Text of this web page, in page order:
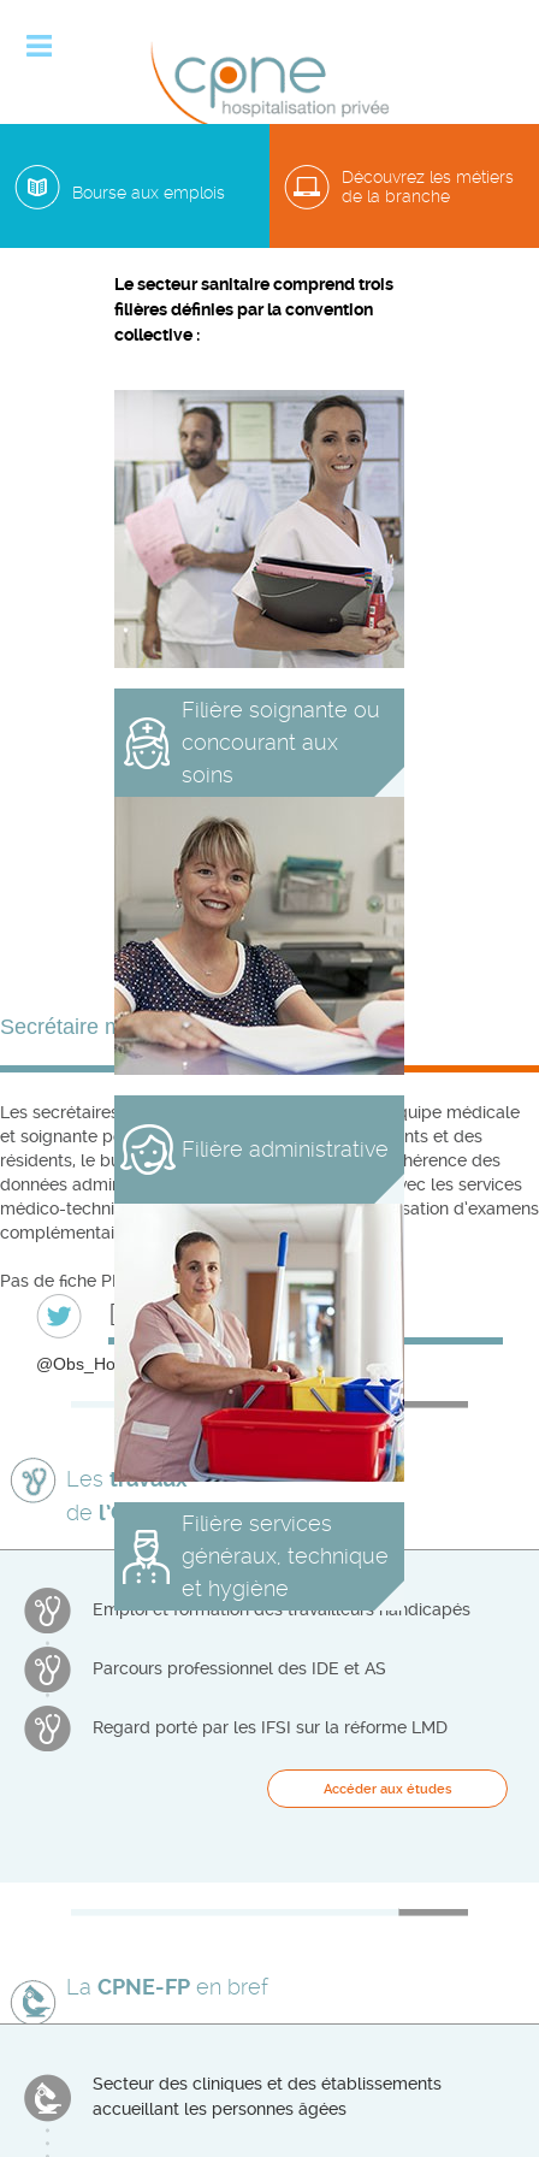

M�tiers du secteur sanitaire
Le secteur sanitaire comprend trois
filières définies par la convention
collective :
Filière soignante ou
concourant aux
soins
Filière administrative
Filière services
généraux, technique
et hygiène
Secrétaire médicale
Les secrétaires médicales sont en relation avec l’équipe médicale
et soignante pour l’organisation du circuit des patients et des
résidents, le bureau des entrées pour la mise en cohérence des
données administratives relatives aux patients et avec les services
médico-techniques de l’établissement pour la réalisation d’examens
complémentaires.
Pas de fiche PDF disponible pour le moment
Derniers tweets
@Obs_HospiPrivee
Bourse aux emplois
Découvrez les métiers
de la branche
Les travaux
de l’Observatoire
Emploi et formation des travailleurs handicapés
Parcours professionnel des IDE et AS
Regard porté par les IFSI sur la réforme LMD
Accéder aux études
La CPNE-FP en bref
Secteur des cliniques et des établissements
accueillant les personnes âgées